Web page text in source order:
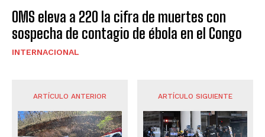
OMS eleva a 220 la cifra de muertes con
sospecha de contagio de ébola en el Congo
INTERNACIONAL
ARTÍCULO ANTERIOR ARTÍCULO SIGUIENTE